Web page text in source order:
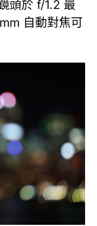
頭於 f/1.2 最
自動對焦可